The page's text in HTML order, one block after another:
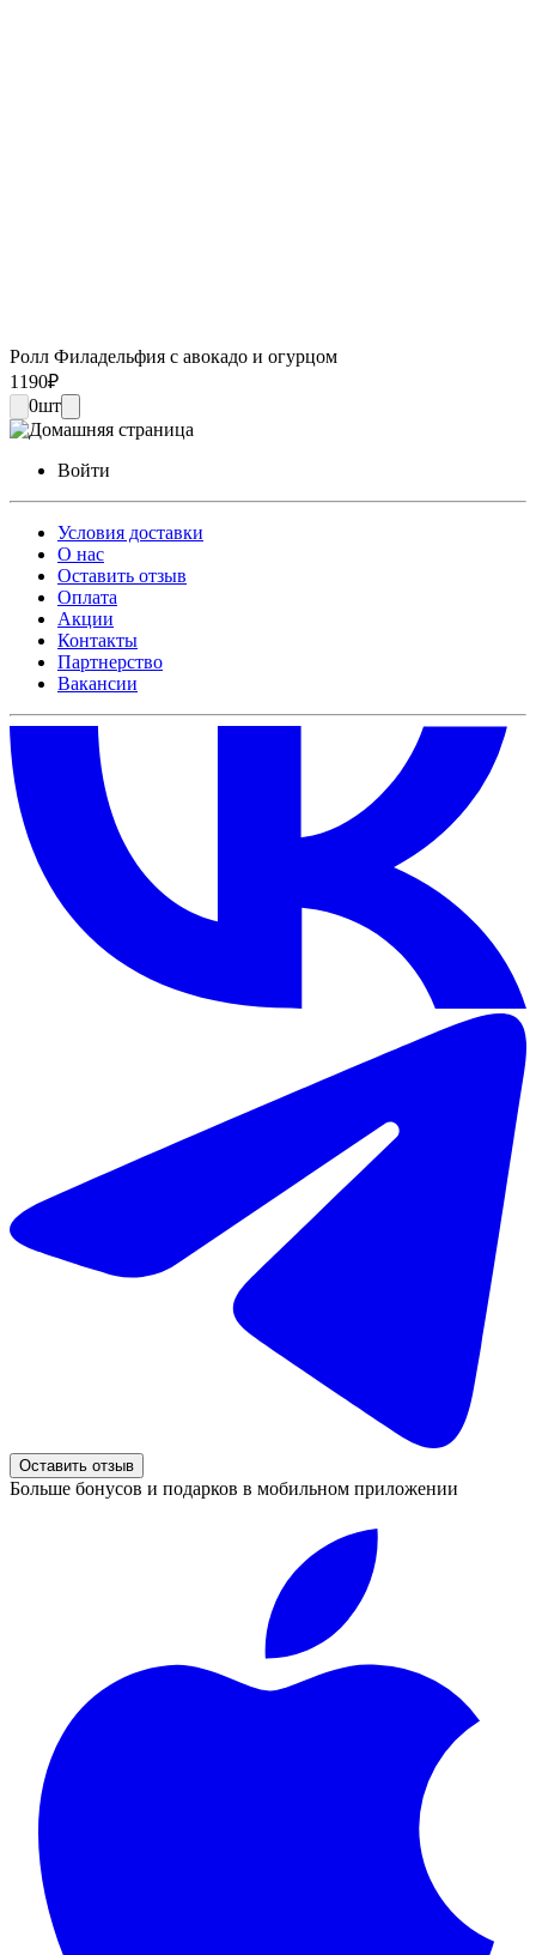
Ролл Филадельфия с авокадо и огурцом
1190₽
0шт
Войти
Условия доставки
О нас
Оставить отзыв
Оплата
Акции
Контакты
Партнерство
Вакансии
Оставить отзыв
Больше бонусов и подарков в мобильном приложении